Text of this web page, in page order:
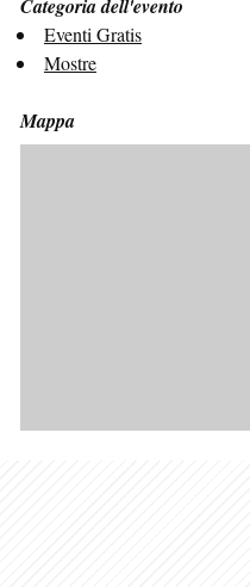
Categoria dell'evento
Eventi Gratis
Mostre
Mappa